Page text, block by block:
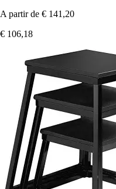
A partir de € 141,20
€ 106,18